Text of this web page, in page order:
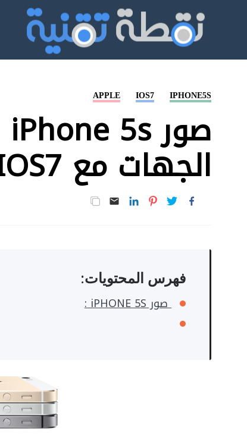
APPLE IOS7 IPHONE5S
الجهات مع IOS7
فهرس المحتويات:
صور iPHONE 5S :